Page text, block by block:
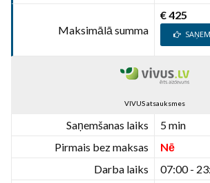
Maksimālā summa
€ 425
VIVUS atsauksmes
Saņemšanas laiks
5 min
Pirmais bez maksas
Nē
Darba laiks
07:00 -